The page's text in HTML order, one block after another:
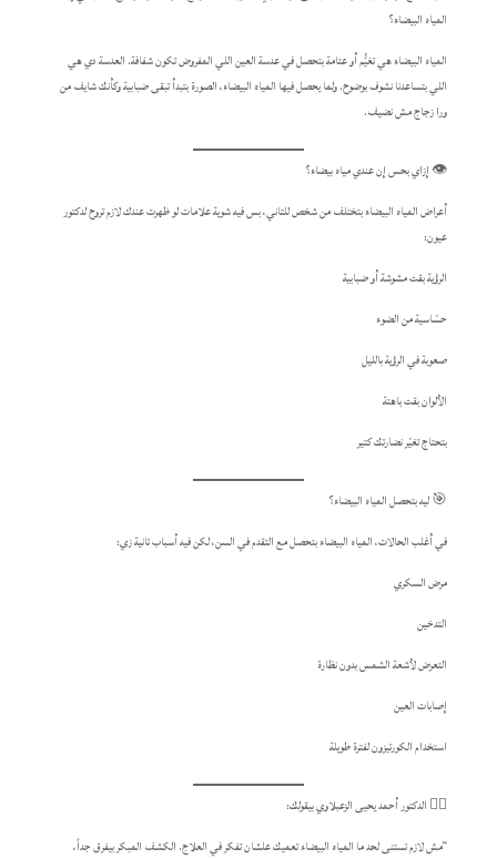
المياه البيضاء؟
المياه البيضاء هي تغيُّم أو عتامة بتحصل في عدسة العين اللي المفروض تكون شفافة. العدسة دي هي
اللي بتساعدنا نشوف بوضوح. ولما يحصل فيها المياه البيضاء، الصورة بتبدأ تبقى ضبابية وكأنك شايف من
ورا زجاج مش نضيف.
👁️ إزاي بحس إن عندي مياه بيضاء؟
أعراض المياه البيضاء بتختلف من شخص للتاني، بس فيه شوية علامات لو ظهرت عندك لازم تروح لدكتور
عيون:
الرؤية بقت مشوشة أو ضبابية
حسّاسية من الضوء
صعوبة في الرؤية بالليل
الألوان بقت باهتة
بتحتاج تغيّر نضارتك كتير
🎯 ليه بتحصل المياه البيضاء؟
في أغلب الحالات، المياه البيضاء بتحصل مع التقدم في السن، لكن فيه أسباب تانية زي:
مرض السكري
التدخين
التعرض لأشعة الشمس بدون نظارة
إصابات العين
استخدام الكورتيزون لفترة طويلة
👨‍⚕️ الدكتور أحمد يحيى الزعبلاوي بيقولك:
“مش لازم تستنى لحد ما المياه البيضاء تعميك علشان تفكر في العلاج. الكشف المبكر بيفرق جداً،